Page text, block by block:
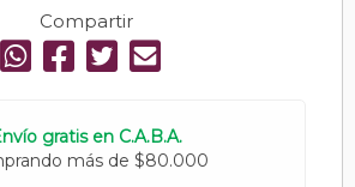
Compartir
gratis en C.A.B.A.
más de $80.000